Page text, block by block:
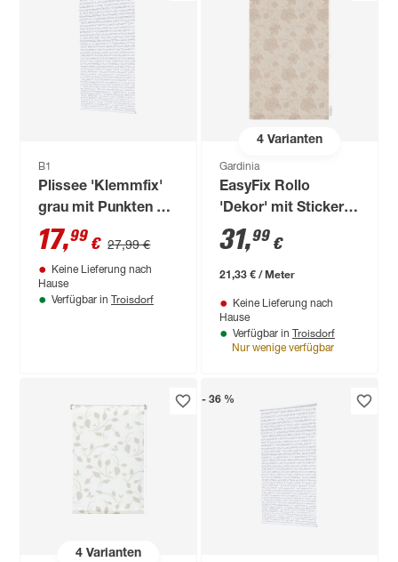
B1
Plissee 'Klemmfix'
grau mit Punkten 80
x 130 cm
17,99 € 27,99 €
Keine Lieferung nach
Hause
Verfügbar in Troisdorf
4Varianten
Gardinia
EasyFix Rollo
'Dekor' mit Stickerei
taupe 75 x 150 cm
31,99 €
21,33 € / Meter
Keine Lieferung nach
Hause
Verfügbar in Troisdorf
Nur wenige verfügbar
4Varianten
- 36 %